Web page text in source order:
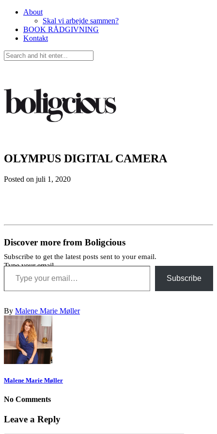
About
Skal vi arbejde sammen?
BOOK RÅDGIVNING
Kontakt
OLYMPUS DIGITAL CAMERA
Posted on juli 1, 2020
Discover more from Boligcious
Subscribe to get the latest posts sent to your email.
Type your email…
Subscribe
By Malene Marie Møller
Malene Marie Møller
No Comments
Leave a Reply